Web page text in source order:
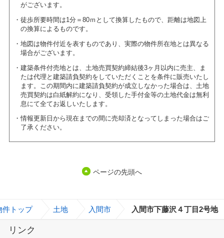
がございます。
徒歩所要時間は1分＝80ｍとして換算したもので、距離は地図上
の換算によるものです。
地図は物件付近を表すものであり、実際の物件所在地とは異なる
場合がございます。
建築条件付売地とは、土地売買契約締結後3ヶ月以内に売主、ま
たは代理と建築請負契約をしていただくことを条件に販売いたし
ます。この期間内に建築請負契約が成立しなかった場合は、土地
売買契約は白紙解約になり、受領した手付金等の土地代金は無利
息にて全てお返しいたします。
情報更新日から現在までの間に売却済となってしまった場合はご
了承ください。
ページの先頭へ
件トップ 土地 入間市 入間市下藤沢４丁目2号地
リンク